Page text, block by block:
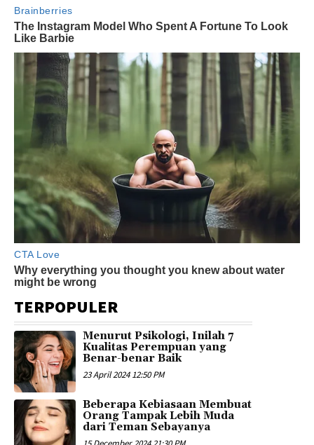
TERPOPULER
Menurut Psikologi, Inilah 7
Kualitas Perempuan yang
Benar-benar Baik
23 April 2024 12:50 PM
Beberapa Kebiasaan Membuat
Orang Tampak Lebih Muda
dari Teman Sebayanya